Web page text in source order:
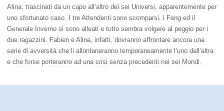
Alina, trascinati da un capo all’altro dei sei Universi, apparentemente per
uno sfortunato caso. I tre Attendenti sono scomparsi, i Feng ed il
Generale Inverno si sono alleati e tutto sembra volgere al peggio per i
due ragazzini. Fabien e Alina, infatti, dovranno affrontare ancora una
serie di avversità che li allontaneranno temporaneamente l’uno dall’altra
e che forse porteranno ad una crisi senza precedenti nei sei Mondi.